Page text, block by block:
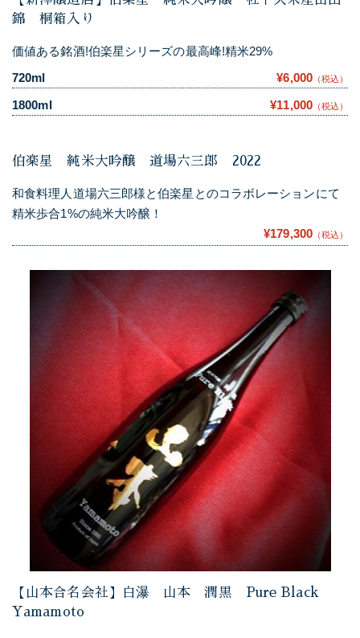
錦 桐箱入り
価値ある銘酒!伯楽星シリーズの最高峰!精米29%
720ml
¥6,000 （税込）
1800ml ¥11,000 （税込）
伯楽星 純米大吟醸 道場六三郎 2022
和食料理人道場六三郎様と伯楽星とのコラボレーションにて
精米歩合1%の純米大吟醸！
¥179,300 （税込）
【山本合名会社】白瀑 山本 潤黒 Pure Black
Yamamoto